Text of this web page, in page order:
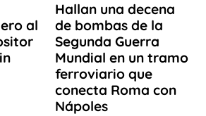
al
Hallan una decena
de bombas de la
Segunda Guerra
Mundial en un tramo
ferroviario que
conecta Roma con
Nápoles